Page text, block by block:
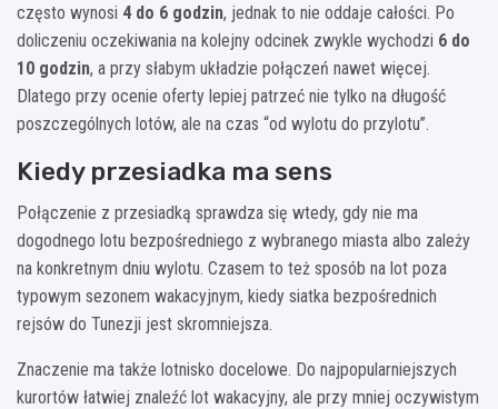
często wynosi 4 do 6 godzin, jednak to nie oddaje całości. Po
doliczeniu oczekiwania na kolejny odcinek zwykle wychodzi 6 do
10 godzin, a przy słabym układzie połączeń nawet więcej.
Dlatego przy ocenie oferty lepiej patrzeć nie tylko na długość
poszczególnych lotów, ale na czas “od wylotu do przylotu”.
Kiedy przesiadka ma sens
Połączenie z przesiadką sprawdza się wtedy, gdy nie ma
dogodnego lotu bezpośredniego z wybranego miasta albo zależy
na konkretnym dniu wylotu. Czasem to też sposób na lot poza
typowym sezonem wakacyjnym, kiedy siatka bezpośrednich
rejsów do Tunezji jest skromniejsza.
Znaczenie ma także lotnisko docelowe. Do najpopularniejszych
kurortów łatwiej znaleźć lot wakacyjny, ale przy mniej oczywistym